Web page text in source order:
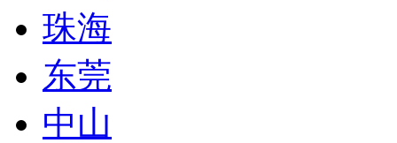
珠海
东莞
中山